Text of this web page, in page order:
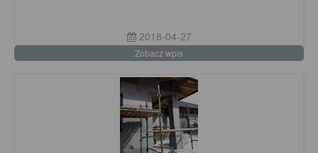
2018-04-27
Zobacz wpis